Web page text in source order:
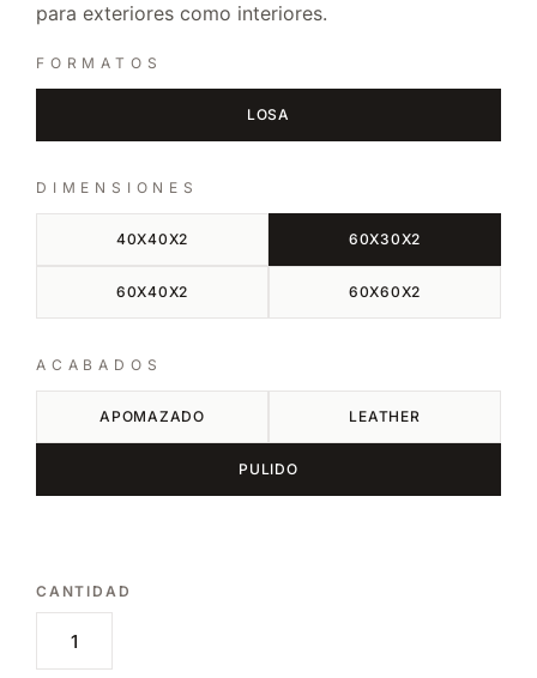
para exteriores como interiores.
FORMATOS
LOSA
DIMENSIONES
40X40X2 60X30X2
60X40X2 60X60X2
ACABADOS
APOMAZADO LEATHER
PULIDO